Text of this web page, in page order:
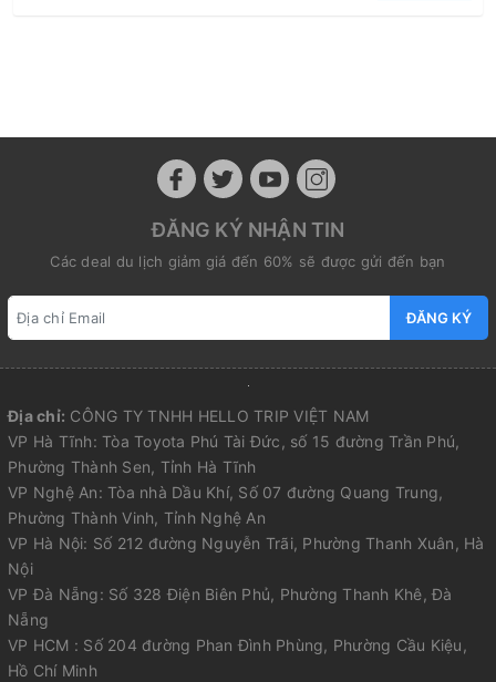
ĐĂNG KÝ NHẬN TIN
Các deal du lịch giảm giá đến 60% sẽ được gửi đến bạn
ĐĂNG KÝ
Địa chỉ: CÔNG TY TNHH HELLO TRIP VIỆT NAM
VP Hà Tĩnh: Tòa Toyota Phú Tài Đức, số 15 đường Trần Phú,
Phường Thành Sen, Tỉnh Hà Tĩnh
VP Nghệ An: Tòa nhà Dầu Khí, Số 07 đường Quang Trung,
Phường Thành Vinh, Tỉnh Nghệ An
VP Hà Nội: Số 212 đường Nguyễn Trãi, Phường Thanh Xuân, Hà
Nội
VP Đà Nẵng: Số 328 Điện Biên Phủ, Phường Thanh Khê, Đà
Nẵng
VP HCM : Số 204 đường Phan Đình Phùng, Phường Cầu Kiệu,
Hồ Chí Minh